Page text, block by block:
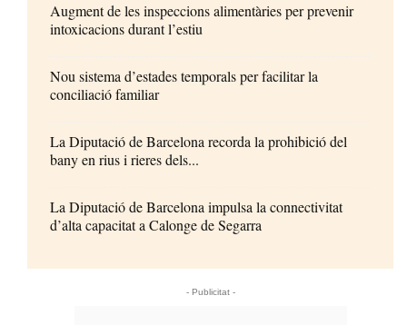
Augment de les inspeccions alimentàries per prevenir
intoxicacions durant l’estiu
Nou sistema d’estades temporals per facilitar la
conciliació familiar
La Diputació de Barcelona recorda la prohibició del
bany en rius i rieres dels...
La Diputació de Barcelona impulsa la connectivitat
d’alta capacitat a Calonge de Segarra
- Publicitat -